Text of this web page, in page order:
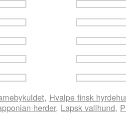
, Hvalpe finsk
herder, Lapsk vallhund,